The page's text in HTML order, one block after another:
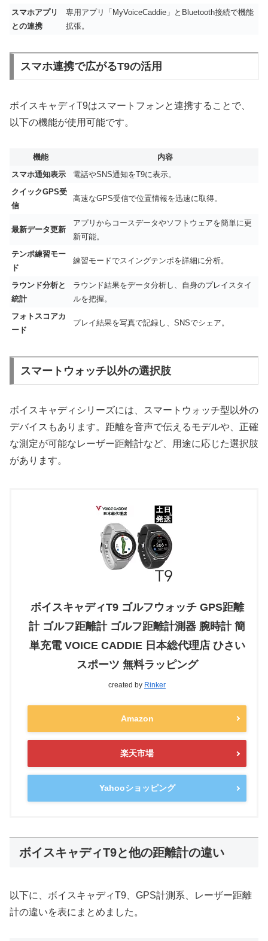
スマホアプリ
との連携
専用アプリ「MyVoiceCaddie」とBluetooth接続で機能
拡張。
スマホ連携で広がるT9の活用
ボイスキャディT9はスマートフォンと連携することで、
以下の機能が使用可能です。
機能
内容
スマホ通知表示
電話やSNS通知をT9に表示。
クイックGPS受
信
高速なGPS受信で位置情報を迅速に取得。
最新データ更新
アプリからコースデータやソフトウェアを簡単に更
新可能。
テンポ練習モー
ド
練習モードでスイングテンポを詳細に分析。
ラウンド分析と
統計
ラウンド結果をデータ分析し、自身のプレイスタイ
ルを把握。
フォトスコアカ
ード
プレイ結果を写真で記録し、SNSでシェア。
スマートウォッチ以外の選択肢
ボイスキャディシリーズには、スマートウォッチ型以外の
デバイスもあります。距離を音声で伝えるモデルや、正確
な測定が可能なレーザー距離計など、用途に応じた選択肢
があります。
ボイスキャディT9 ゴルフウォッチ GPS距離
計 ゴルフ距離計 ゴルフ距離計測器 腕時計 簡
単充電 VOICE CADDIE 日本総代理店 ひさい
スポーツ 無料ラッピング
created by Rinker
Amazon
楽天市場
Yahooショッピング
ボイスキャディT9と他の距離計の違い
以下に、ボイスキャディT9、GPS計測系、レーザー距離
計の違いを表にまとめました。